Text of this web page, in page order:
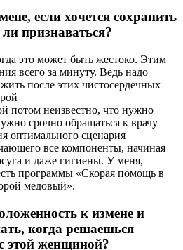
если хочется сохранить
признаваться?
это может быть жестоко. Этим
всего за минуту. Ведь надо
после этих чистосердечных
потом неизвестно, что нужно
срочно обращаться к врачу
оптимального сценария
все компоненты, начиная
и даже гигиены. У меня,
программы «Скорая помощь в
медовый».
к измене и
когда решаешься
этой женщиной?